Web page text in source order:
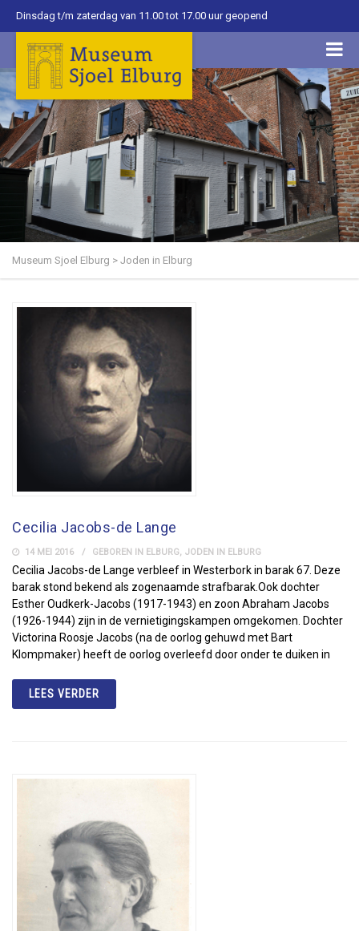
Dinsdag t/m zaterdag van 11.00 tot 17.00 uur geopend
Museum Sjoel Elburg > Joden in Elburg
Cecilia Jacobs-de Lange
14 MEI 2016 GEBOREN IN ELBURG, JODEN IN ELBURG
Cecilia Jacobs-de Lange verbleef in Westerbork in barak 67. Deze
barak stond bekend als zogenaamde strafbarak.Ook dochter
Esther Oudkerk-Jacobs (1917-1943) en zoon Abraham Jacobs
(1926-1944) zijn in de vernietigingskampen omgekomen. Dochter
Victorina Roosje Jacobs (na de oorlog gehuwd met Bart
Klompmaker) heeft de oorlog overleefd door onder te duiken in
LEES VERDER